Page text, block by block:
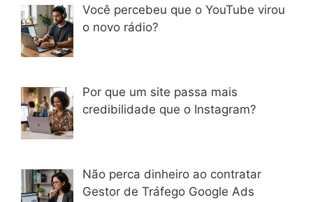
Você percebeu que o YouTube virou
o novo rádio?
Por que um site passa mais
credibilidade que o Instagram?
Não perca dinheiro ao contratar
Gestor de Tráfego Google Ads